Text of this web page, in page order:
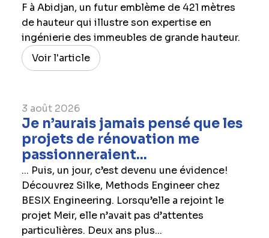
F à Abidjan, un futur emblème de 421 mètres
de hauteur qui illustre son expertise en
ingénierie des immeubles de grande hauteur.
Voir l'article
3 août 2026
Je n’aurais jamais pensé que les
projets de rénovation me
passionneraient...
... Puis, un jour, c’est devenu une évidence!
Découvrez Silke, Methods Engineer chez
BESIX Engineering. Lorsqu’elle a rejoint le
projet Meir, elle n’avait pas d’attentes
particulières. Deux ans plus...